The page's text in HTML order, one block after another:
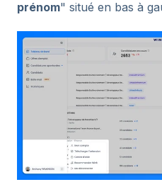
prénom" situé en bas à